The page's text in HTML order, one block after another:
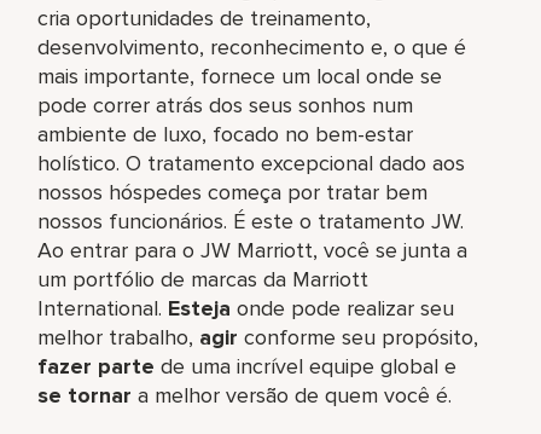
cria oportunidades de treinamento,
desenvolvimento, reconhecimento e, o que é
mais importante, fornece um local onde se
pode correr atrás dos seus sonhos num
ambiente de luxo, focado no bem-estar
holístico. O tratamento excepcional dado aos
nossos hóspedes começa por tratar bem
nossos funcionários. É este o tratamento JW.
Ao entrar para o JW Marriott, você se junta a
um portfólio de marcas da Marriott
International. Esteja onde pode realizar seu
melhor trabalho,​ agir conforme seu propósito,
fazer parte de uma incrível equipe global​ e
se tornar a melhor versão de quem você é.